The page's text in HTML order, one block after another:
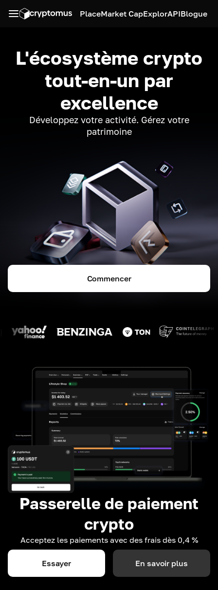
PlaceMarket CapExplorAPIBlogue
L'écosystème crypto
tout-en-un par
excellence
Développez votre activité. Gérez votre
patrimoine
Commencer
Passerelle de paiement
crypto
Acceptez les paiements avec des frais dès 0,4 %
Essayer En savoir plus